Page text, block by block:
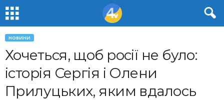
НОВИНИ
Хочеться, щоб росії не було:
історія Сергія і Олени
Прилуцьких, яким вдалось